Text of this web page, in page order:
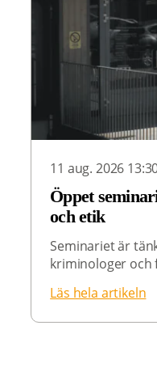
11 aug. 2026
Öppet
och etik
Seminariet är
kriminologer och
Läs hela artikeln